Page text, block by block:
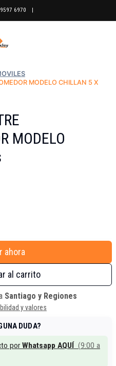
6970 |
MODELO CHILLAN 5 X
MODELO
ahora
al carrito
Santiago y Regiones
y valores
DUDA?
porWhatsapp AQUÍ (9:00 a